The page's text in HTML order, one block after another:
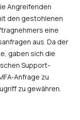
Angreifenden
den gestohlenen
eine
aus. Da der
gaben sich die
Support-
Anfrage zu
zu gewähren.